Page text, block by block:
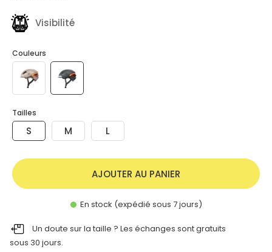
Visibilité
Couleurs
Tailles
S M L
AJOUTER AU PANIER
En stock (expédié sous 7 jours)
Un doute sur la taille ? Les échanges sont gratuits
sous 30 jours.